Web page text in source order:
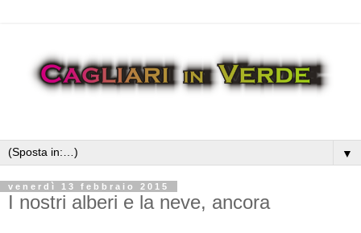
▼
venerdì 13 febbraio 2015
I nostri alberi e la neve, ancora